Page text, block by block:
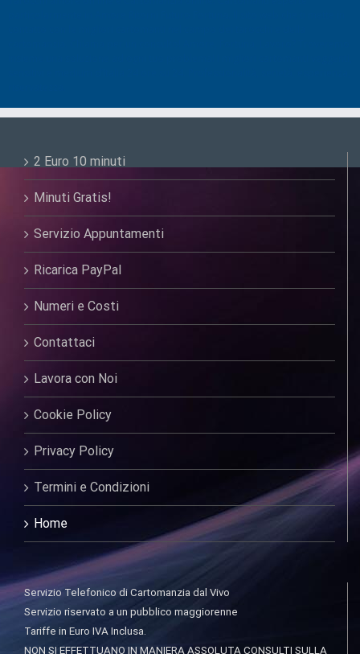
2 Euro 10 minuti
Minuti Gratis!
Servizio Appuntamenti
Ricarica PayPal
Numeri e Costi
Contattaci
Lavora con Noi
Cookie Policy
Privacy Policy
Termini e Condizioni
Home
Servizio Telefonico di Cartomanzia dal Vivo
Servizio riservato a un pubblico maggiorenne
Tariffe in Euro IVA Inclusa.
NON SI EFFETTUANO IN MANIERA ASSOLUTA CONSULTI SULLA